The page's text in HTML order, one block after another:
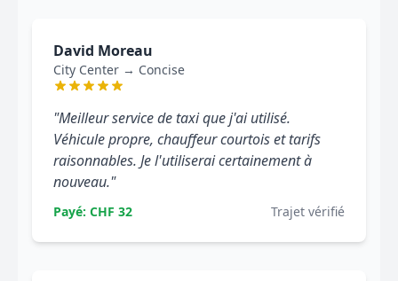
David Moreau
City Center → Concise
"Meilleur service de taxi que j'ai utilisé.
Véhicule propre, chauffeur courtois et tarifs
raisonnables. Je l'utiliserai certainement à
nouveau."
Payé: CHF 32 Trajet vérifié